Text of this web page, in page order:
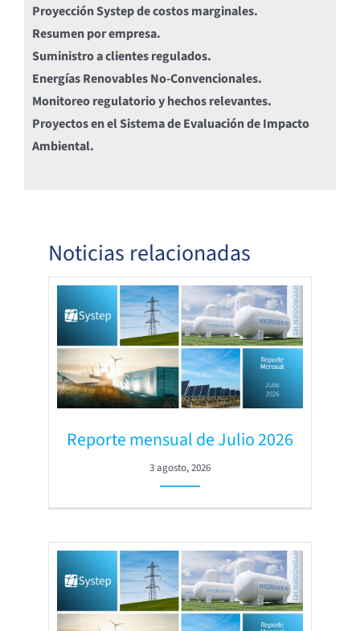
Proyección Systep de costos marginales.
Resumen por empresa.
Suministro a clientes regulados.
Energías Renovables No-Convencionales.
Monitoreo regulatorio y hechos relevantes.
Proyectos en el Sistema de Evaluación de Impacto
Ambiental.
Noticias relacionadas
Reporte mensual de Julio 2026
3 agosto, 2026